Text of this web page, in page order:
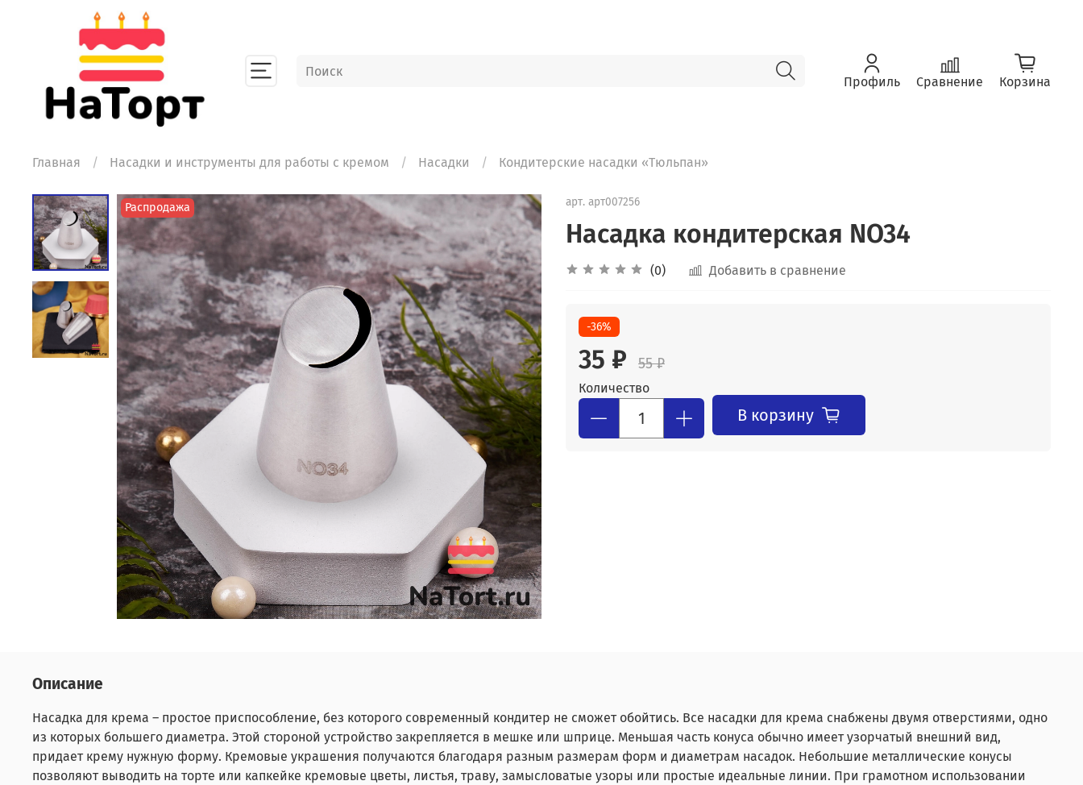
Профиль Сравнение Корзина
Главная Насадки и инструменты для работы с кремом Насадки Кондитерские насадки «Тюльпан»
Распродажа арт. арт007256
Насадка кондитерская NO34
(0) Добавить в сравнение
-36%
35 ₽ 55 ₽
Количество
В корзину
Описание
Насадка для крема – простое приспособление, без которого современный кондитер не сможет обойтись. Все насадки для крема снабжены двумя отверстиями, одно
из которых большего диаметра. Этой стороной устройство закрепляется в мешке или шприце. Меньшая часть конуса обычно имеет узорчатый внешний вид,
придает крему нужную форму. Кремовые украшения получаются благодаря разным размерам форм и диаметрам насадок. Небольшие металлические конусы
позволяют выводить на торте или капкейке кремовые цветы, листья, траву, замысловатые узоры или простые идеальные линии. При грамотном использовании